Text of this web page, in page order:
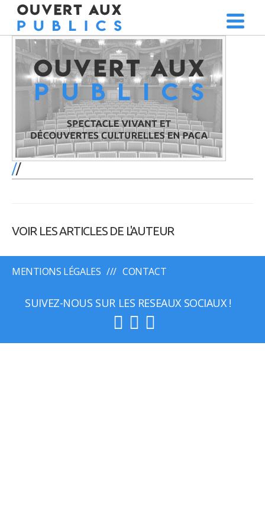
/
VOIR LES ARTICLES DE L'AUTEUR
MENTIONS LÉGALES CONTACT
SUIVEZ-NOUS SUR LES RESEAUX SOCIAUX !